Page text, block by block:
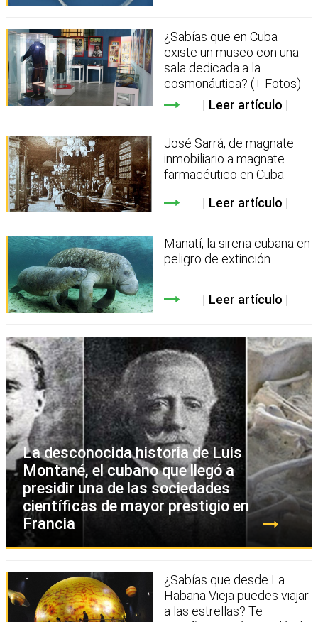
¿Sabías que en Cuba
existe un museo con una
sala dedicada a la
cosmonáutica? (+ Fotos)
Leer artículo
José Sarrá, de magnate
inmobiliario a magnate
farmacéutico en Cuba
Leer artículo
Manatí, la sirena cubana en
peligro de extinción
Leer artículo
La desconocida historia de Luis
Montané, el cubano que llegó a
presidir una de las sociedades
científicas de mayor prestigio en
Francia
¿Sabías que desde La
Habana Vieja puedes viajar
a las estrellas? Te